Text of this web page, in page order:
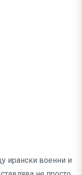
ирански военни и